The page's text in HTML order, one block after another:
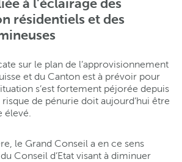
à l'éclairage des
résidentiels et des
sur le plan de l’approvisionnement
et du Canton est à prévoir pour
s’est fortement péjorée depuis
de pénurie doit aujourd’hui être
le Grand Conseil a en ce sens
Conseil d’Etat visant à diminuer